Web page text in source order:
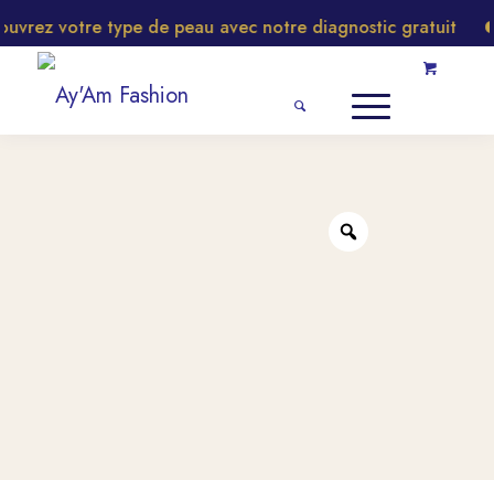
votre type de peau avec notre diagnostic gratuit